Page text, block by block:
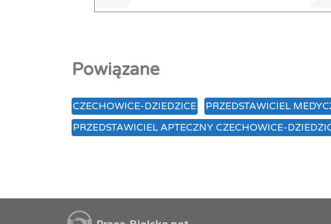
Powiązane
CZECHOWICE-DZIEDZICE PRZEDSTAWICIEL
PRZEDSTAWICIEL APTECZNY CZECHOWICE-